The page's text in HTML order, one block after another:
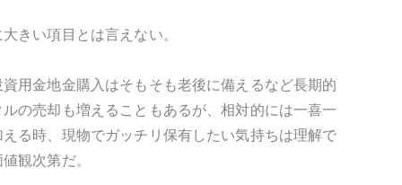
きい項目とは言えない。
用金地金購入はそもそも老後に備えるなど長期的
の売却も増えることもあるが、相対的には一喜一
る時、現物でガッチリ保有したい気持ちは理解で
観次第だ。